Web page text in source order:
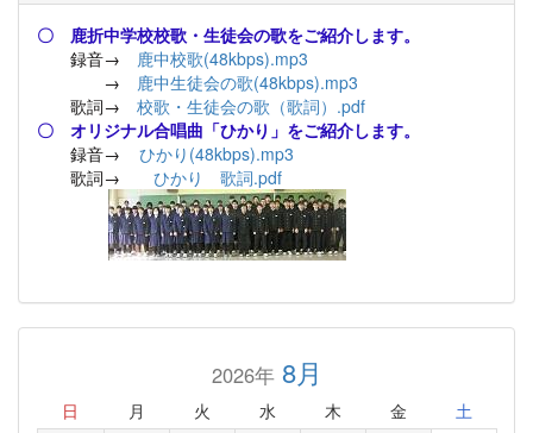
〇 鹿折中学校校歌・生徒会の歌をご紹介します。
録音→ 鹿中校歌(48kbps).mp3
→ 鹿中生徒会の歌(48kbps).mp3
歌詞→ 校歌・生徒会の歌（歌詞）.pdf
〇 オリジナル合唱曲「ひかり」をご紹介します。
録音→ ひかり(48kbps).mp3
歌詞→ ひかり 歌詞.pdf
2026年8月
日 月 火 水 木 金 土